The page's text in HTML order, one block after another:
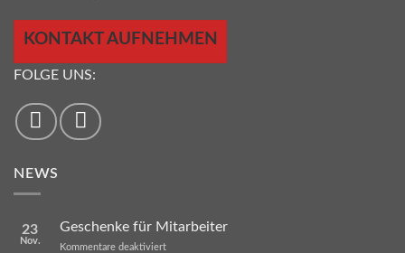
KONTAKT AUFNEHMEN
FOLGE UNS:
NEWS
23
Nov.
Geschenke für Mitarbeiter
Kommentare deaktiviertfür